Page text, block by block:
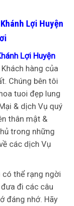
Lợi Huyện
Lợi Huyện
Khách hàng của
Chúng bên tôi
tuoi đẹp lung
& dịch Vụ quý
thân mật &
trong những
các dịch Vụ
có thể rạng ngời
đi các câu
đáng nhớ. Hãy